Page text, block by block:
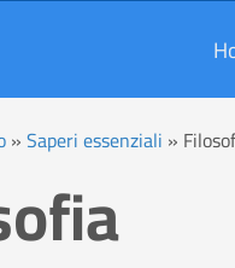
»Saperi essenziali »